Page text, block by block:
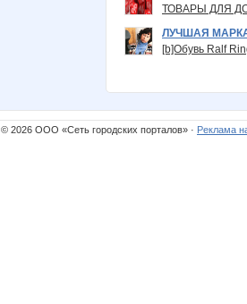
ТОВАРЫ ДЛЯ
ЛУЧШАЯ
[b]Обувь Ralf
© 2026 ООО «Сеть городских порталов» · Реклама